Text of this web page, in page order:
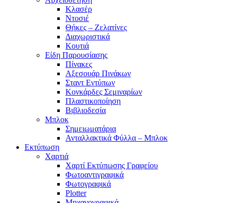
Κλασέρ
Ντοσιέ
Θήκες – Ζελατίνες
Διαχωριστικά
Κουτιά
Είδη Παρουσίασης
Πίνακες
Αξεσουάρ Πινάκων
Σταντ Εντύπων
Κονκάρδες Σεμιναρίων
Πλαστικοποίηση
Βιβλιοδεσία
Μπλοκ
Σημειωματάρια
Ανταλλακτικά Φύλλα – Μπλοκ
Εκτύπωση
Χαρτιά
Χαρτί Εκτύπωσης Γραφείου
Φωτοαντιγραφικά
Φωτογραφικά
Plotter